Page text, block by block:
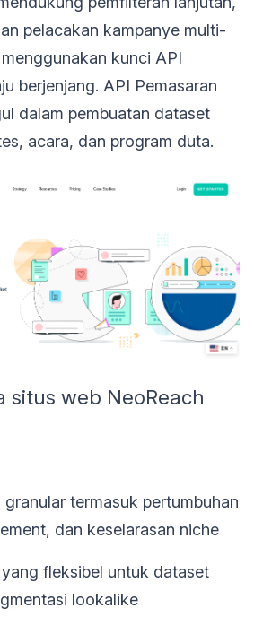
pelacakan kampanye multi-
kunci API
berjenjang. API Pemasaran
dalam pembuatan dataset
acara, dan program duta.
situs web NeoReach
termasuk pertumbuhan
dan keselarasan niche
fleksibel untuk dataset
lookalike